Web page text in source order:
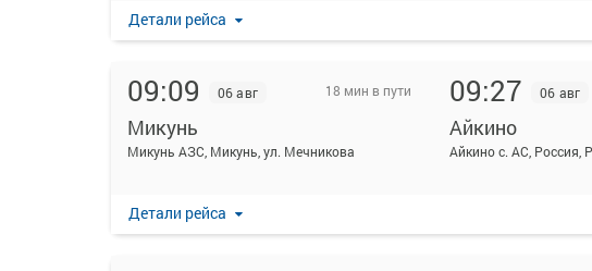
Детали рейса
09:09 06 авг 18 мин в пути
Микунь
Микунь АЗС, Микунь, ул. Мечникова
09:27 06 авг
Айкино
Детали рейса